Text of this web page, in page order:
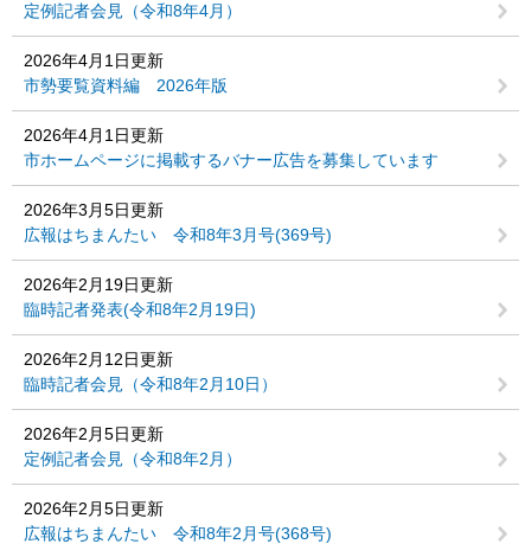
定例記者会見（令和8年4月）
2026年4月1日更新
市勢要覧資料編 2026年版
2026年4月1日更新
市ホームページに掲載するバナー広告を募集しています
2026年3月5日更新
広報はちまんたい 令和8年3月号(369号)
2026年2月19日更新
臨時記者発表(令和8年2月19日)
2026年2月12日更新
臨時記者会見（令和8年2月10日）
2026年2月5日更新
定例記者会見（令和8年2月）
2026年2月5日更新
広報はちまんたい 令和8年2月号(368号)